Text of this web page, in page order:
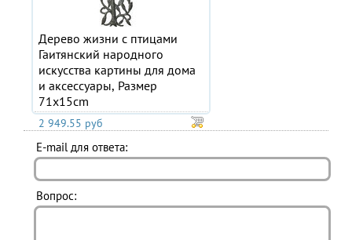
Дерево жизни с птицами
Гаитянский народного
искусства картины для дома
и аксессуары, Размер
71x15cm
2 949.55 руб
E-mail для ответа:
Вопрос: